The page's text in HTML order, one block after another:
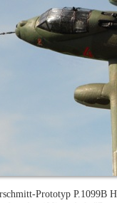
Prototyp P.1099B